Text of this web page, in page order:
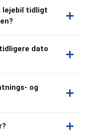
lejebil tidligt
dato
og